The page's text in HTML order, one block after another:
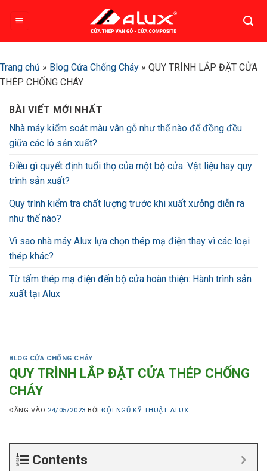
Trang chủ » Blog Cửa Chống Cháy » QUY TRÌNH LẮP ĐẶT CỬA
THÉP CHỐNG CHÁY
BÀI VIẾT MỚI NHẤT
Nhà máy kiểm soát màu vân gỗ như thế nào để đồng đều
giữa các lô sản xuất?
Điều gì quyết định tuổi thọ của một bộ cửa: Vật liệu hay quy
trình sản xuất?
Quy trình kiểm tra chất lượng trước khi xuất xưởng diễn ra
như thế nào?
Vì sao nhà máy Alux lựa chọn thép mạ điện thay vì các loại
thép khác?
Từ tấm thép mạ điện đến bộ cửa hoàn thiện: Hành trình sản
xuất tại Alux
BLOG CỬA CHỐNG CHÁY
QUY TRÌNH LẮP ĐẶT CỬA THÉP CHỐNG
CHÁY
ĐĂNG VÀO 24/05/2023 BỞIĐỘI NGŨ KỸ THUẬT ALUX
Contents